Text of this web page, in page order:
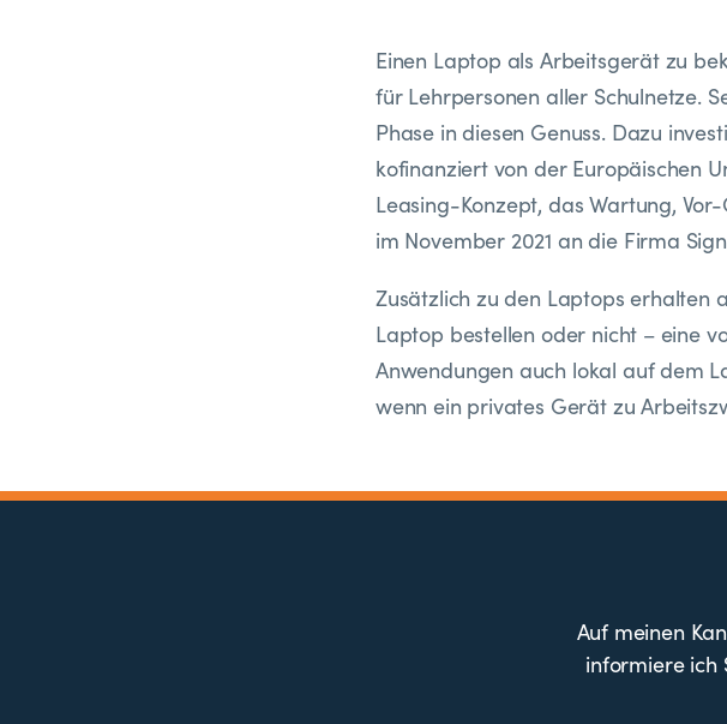
Einen Laptop als Arbeitsgerät zu
für Lehrpersonen aller Schulnetze.
Phase in diesen Genuss. Dazu
kofinanziert von der Europäischen
Leasing-Konzept, das Wartung,
im November 2021 an die Firma
Zusätzlich zu den Laptops erhalten
Laptop bestellen oder nicht – eine
Anwendungen auch lokal auf dem
wenn ein privates Gerät zu
Auf meinen
informiere ich